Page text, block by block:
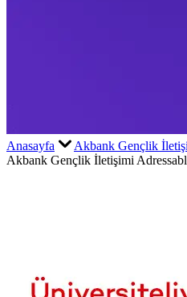
Anasayfa
Akbank Gençlik
Akbank Gençlik İletişimi